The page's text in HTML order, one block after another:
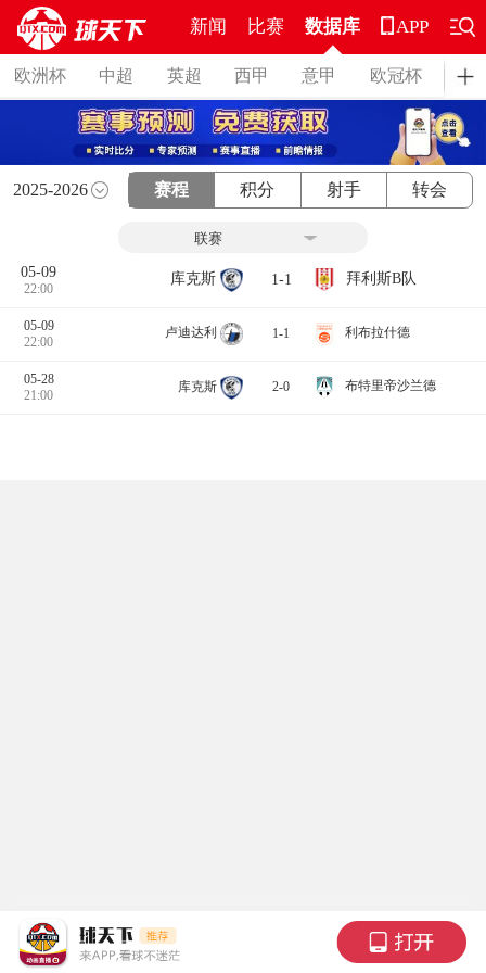
新闻 比赛 数据库
欧洲杯 中超 英超 西甲 意甲 欧冠杯 德
APP
2025-2026 赛程 积分 射手 转会
05-09
22:00
库克斯 1-1 拜利斯B队
05-09
22:00
卢迪达利 1-1 利布拉什德
05-28
21:00
库克斯 2-0 布特里帝沙兰德